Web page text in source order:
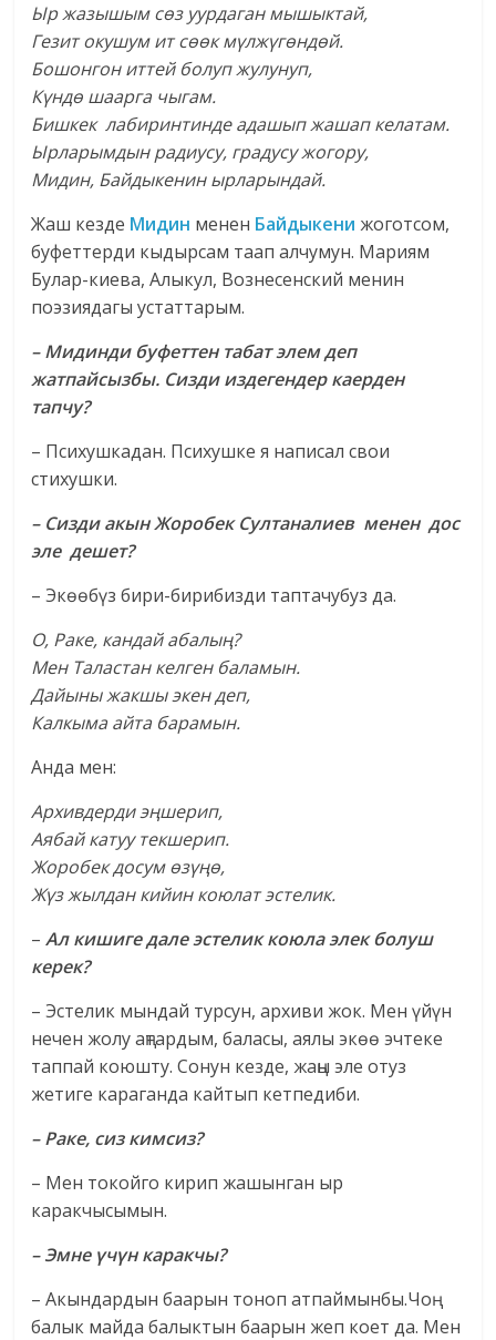
Ыр жазышым сөз уурдаган мышыктай,
Гезит окушум ит сөөк мүлжүгөндөй.
Бошонгон иттей болуп жулунуп,
Күндө шаарга чыгам.
Бишкек лабиринтинде адашып жашап келатам.
Ырларымдын радиусу, градусу жогору,
Мидин, Байдыкенин ырларындай.
Жаш кезде Мидин менен Байдыкени жоготсом,
буфеттерди кыдырсам таап алчумун. Мариям
Булар-киева, Алыкул, Вознесенский менин
поэзиядагы устаттарым.
– Мидинди буфеттен табат элем деп
жатпайсызбы. Сизди издегендер каерден
тапчу?
– Психушкадан. Психушке я написал свои
стихушки.
– Сизди акын Жоробек Султаналиев менен дос
эле дешет?
– Экөөбүз бири-бирибизди таптачубуз да.
О, Раке, кандай абалың?
Мен Таластан келген баламын.
Дайыны жакшы экен деп,
Калкыма айта барамын.
Анда мен:
Архивдерди эңшерип,
Аябай катуу текшерип.
Жоробек досум өзүңө,
Жүз жылдан кийин коюлат эстелик.
– Ал кишиге дале эстелик коюла элек болуш
керек?
– Эстелик мындай турсун, архиви жок. Мен үйүн
нечен жолу аңтардым, баласы, аялы экөө эчтеке
таппай коюшту. Сонун кезде, жаңы эле отуз
жетиге караганда кайтып кетпедиби.
– Раке, сиз кимсиз?
– Мен токойго кирип жашынган ыр
каракчысымын.
– Эмне үчүн каракчы?
– Акындардын баарын тоноп атпаймынбы.Чоң
балык майда балыктын баарын жеп коет да. Мен